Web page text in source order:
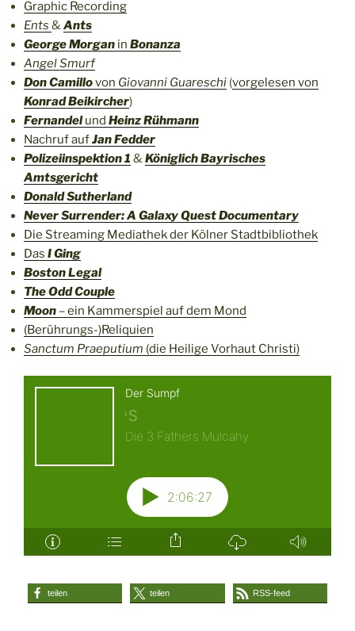
Graphic Recording
Ents & Ants
George Morgan in Bonanza
Angel Smurf
Don Camillovon Giovanni Guareschi (vorgelesen von
Konrad Beikircher)
Fernandelund Heinz Rühmann
Nachruf aufJan Fedder
Polizeiinspektion 1 & Königlich Bayrisches
Amtsgericht
Donald Sutherland
Never Surrender: A Galaxy Quest Documentary
Die Streaming Mediathek der Kölner Stadtbibliothek
Das I Ging
Boston Legal
The Odd Couple
Moon – ein Kammerspiel auf dem Mond
(Berührungs-)Reliquien
Sanctum Praeputium (die Heilige Vorhaut Christi)
teilen teilen RSS-feed